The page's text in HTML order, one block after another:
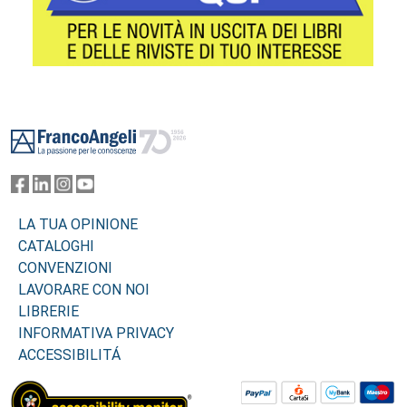
LA TUA OPINIONE
CATALOGHI
CONVENZIONI
LAVORARE CON NOI
LIBRERIE
INFORMATIVA PRIVACY
ACCESSIBILITÁ